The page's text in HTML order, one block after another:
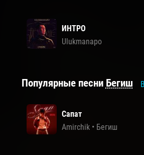
ИНТРО
Ulukmanapo
Популярные песни Бегиш
Сапат
Amirchik• Бегиш